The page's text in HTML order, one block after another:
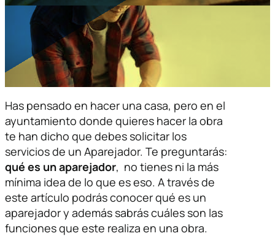
Has pensado en hacer una casa, pero en el
ayuntamiento donde quieres hacer la obra
te han dicho que debes solicitar los
servicios de un Aparejador. Te preguntarás:
qué es un aparejador, no tienes ni la más
mínima idea de lo que es eso. A través de
este artículo podrás conocer qué es un
aparejador y además sabrás cuáles son las
funciones que este realiza en una obra.